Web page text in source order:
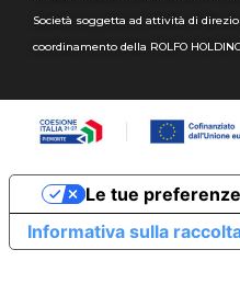
Società soggetta ad attività di
coordinamento della ROLFO
Informativa sulla
Le tue